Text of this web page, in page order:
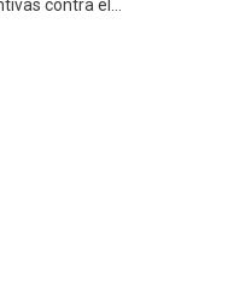
contra el …